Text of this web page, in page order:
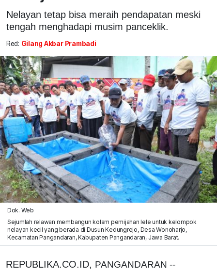
Nelayan tetap bisa meraih pendapatan meski
tengah menghadapi musim panceklik.
Red: Gilang Akbar Prambadi
Dok. Web
Sejumlah relawan membangun kolam pemijahan lele untuk kelompok
nelayan kecil yang berada di Dusun Kedungrejo, Desa Wonoharjo,
Kecamatan Pangandaran, Kabupaten Pangandaran, Jawa Barat.
REPUBLIKA.CO.ID, PANGANDARAN --